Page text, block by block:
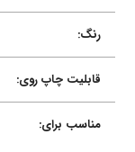
رنگ:
قابلیت چاپ روی:
مناسب برای: